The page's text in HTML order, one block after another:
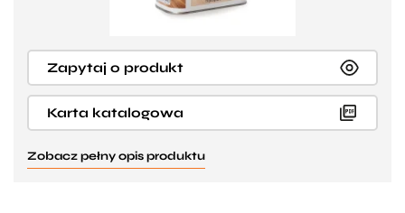
Zapytaj o produkt
Karta katalogowa
Zobacz pełny opis produktu